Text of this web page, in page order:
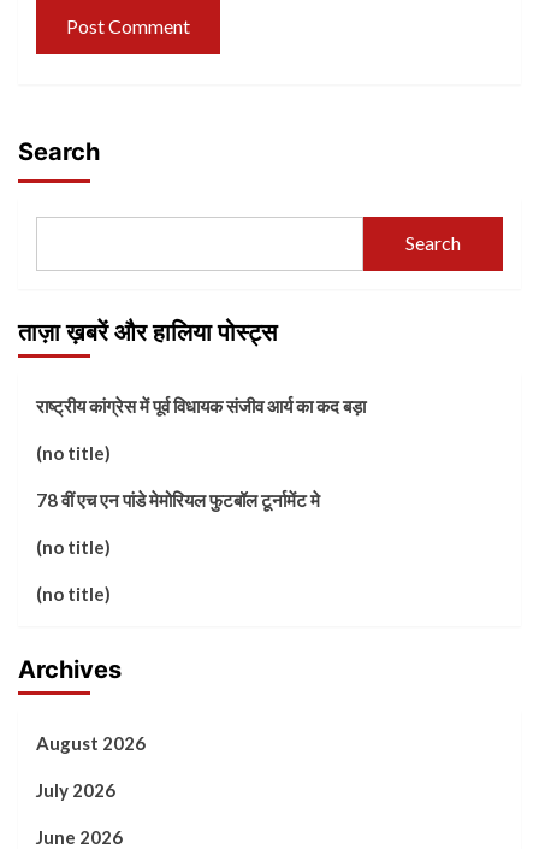
Search
Search
ताज़ा ख़बरें और हालिया पोस्ट्स
राष्ट्रीय कांग्रेस में पूर्व विधायक संजीव आर्य का कद बड़ा
(no title)
78 वीं एच एन पांडे मेमोरियल फुटबॉल टूर्नामेंट मे
(no title)
(no title)
Archives
August 2026
July 2026
June 2026